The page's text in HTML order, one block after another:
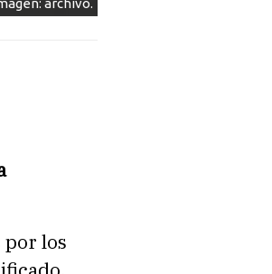
archivo.
por los